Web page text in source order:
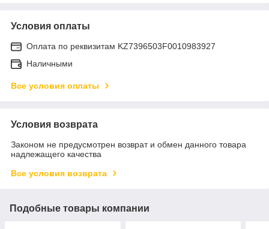
Условия оплаты
Оплата по реквизитам KZ7396503F0010983927
Наличными
Все условия оплаты
Условия возврата
Законом не предусмотрен возврат и обмен данного товара
надлежащего качества
Все условия возврата
Подобные товары компании